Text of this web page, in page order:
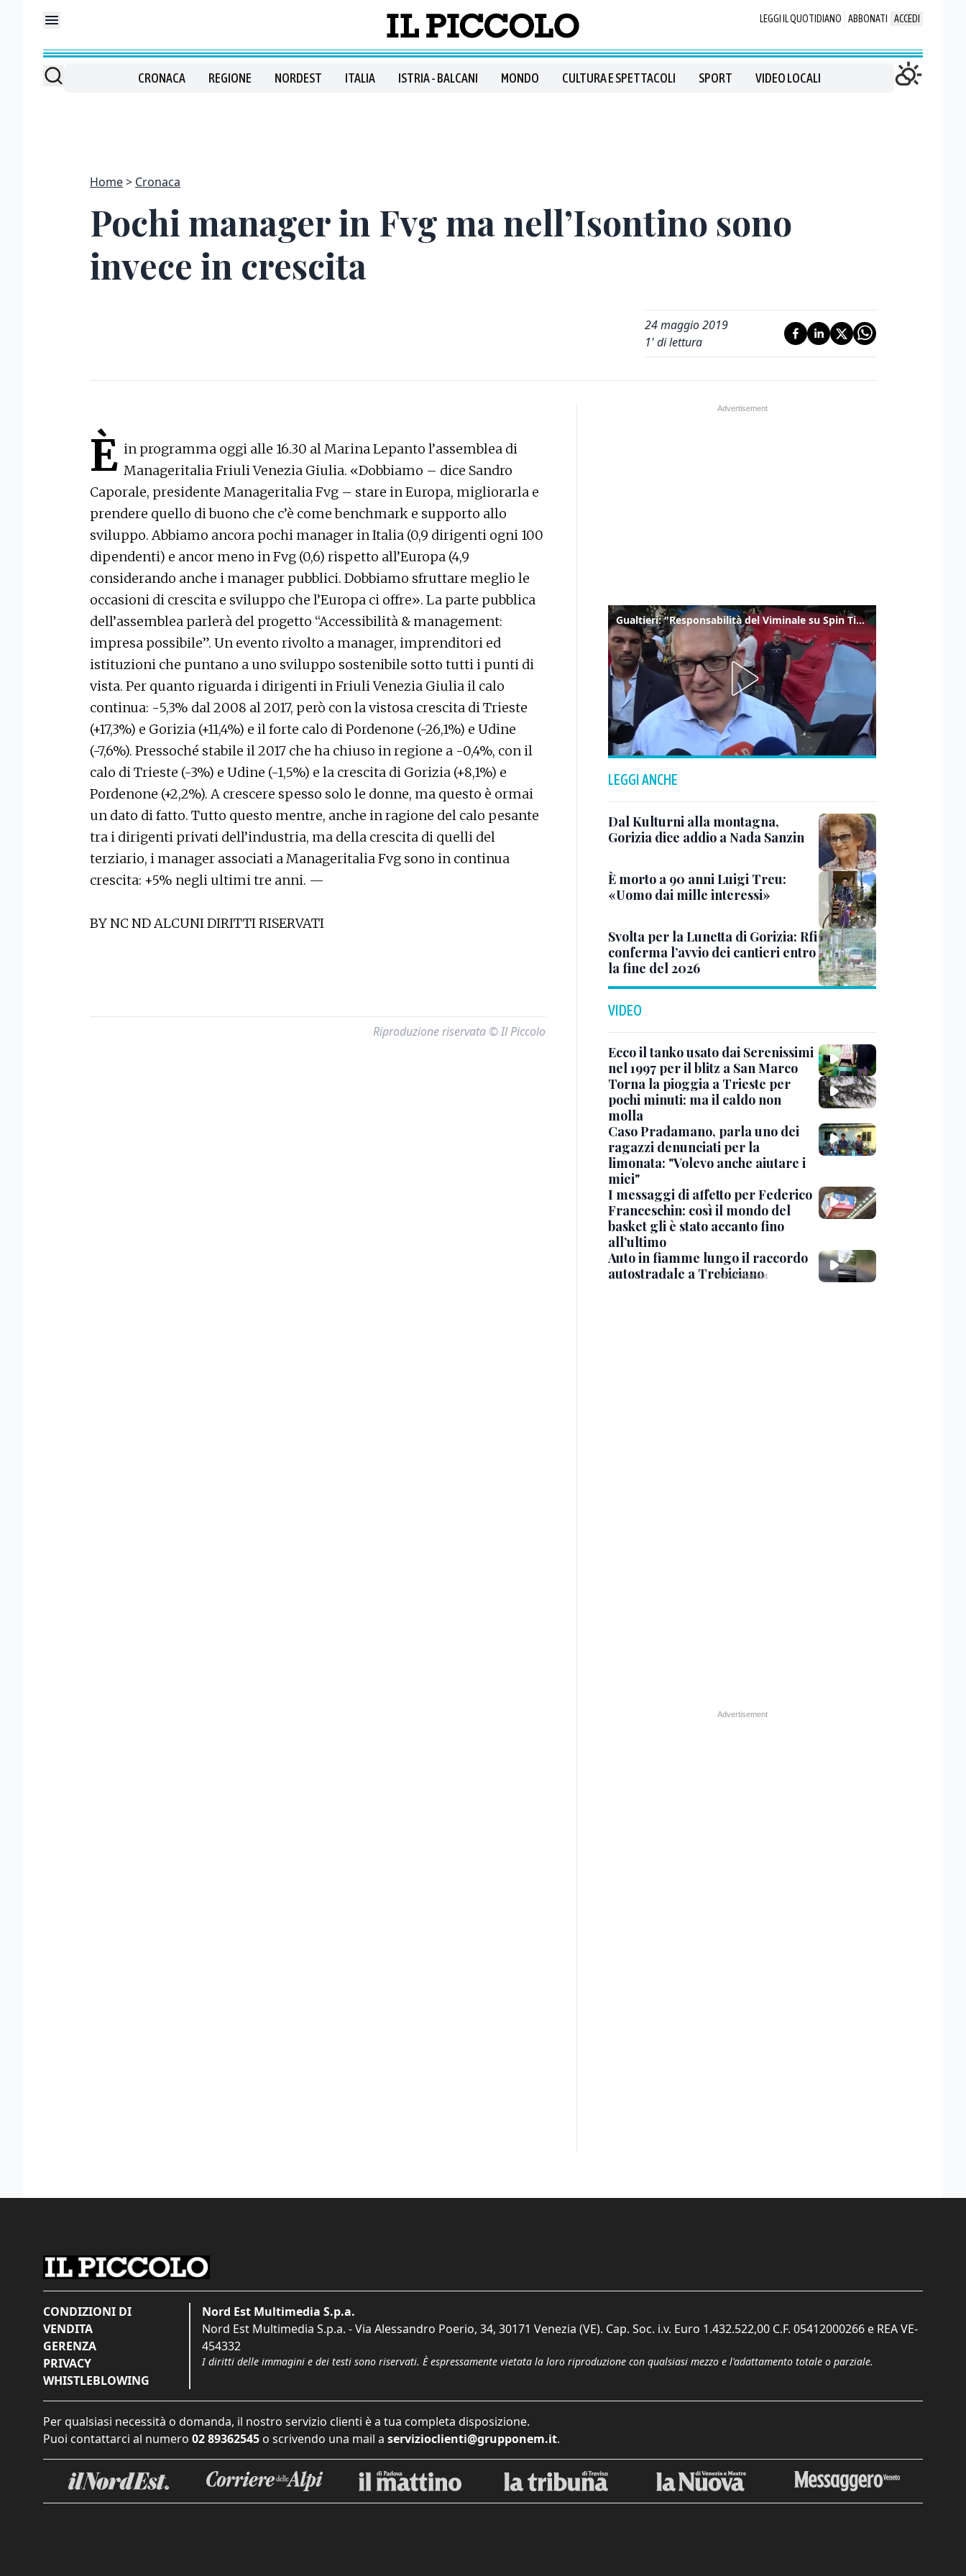
LEGGI IL QUOTIDIANO ABBONATI ACCEDI
CRONACA REGIONE NORDEST ITALIA ISTRIA - BALCANI MONDO CULTURA E SPETTACOLI SPORT VIDEO LOCALI
Home Cronaca
Pochi manager in Fvg ma nell’Isontino sono
invece in crescita
24 maggio 2019
1' di lettura
È in programma oggi alle 16.30 al Marina Lepanto l’assemblea di
Manageritalia Friuli Venezia Giulia. «Dobbiamo – dice Sandro
Caporale, presidente Manageritalia Fvg – stare in Europa, migliorarla e
prendere quello di buono che c’è come benchmark e supporto allo
sviluppo. Abbiamo ancora pochi manager in Italia (0,9 dirigenti ogni 100
dipendenti) e ancor meno in Fvg (0,6) rispetto all’Europa (4,9
considerando anche i manager pubblici. Dobbiamo sfruttare meglio le
occasioni di crescita e sviluppo che l’Europa ci offre». La parte pubblica
dell’assemblea parlerà del progetto “Accessibilità & management:
impresa possibile”. Un evento rivolto a manager, imprenditori ed
istituzioni che puntano a uno sviluppo sostenibile sotto tutti i punti di
vista. Per quanto riguarda i dirigenti in Friuli Venezia Giulia il calo
continua: -5,3% dal 2008 al 2017, però con la vistosa crescita di Trieste
(+17,3%) e Gorizia (+11,4%) e il forte calo di Pordenone (-26,1%) e Udine
(-7,6%). Pressoché stabile il 2017 che ha chiuso in regione a -0,4%, con il
calo di Trieste (-3%) e Udine (-1,5%) e la crescita di Gorizia (+8,1%) e
Pordenone (+2,2%). A crescere spesso solo le donne, ma questo è ormai
un dato di fatto. Tutto questo mentre, anche in ragione del calo pesante
tra i dirigenti privati dell’industria, ma della crescita di quelli del
terziario, i manager associati a Manageritalia Fvg sono in continua
crescita: +5% negli ultimi tre anni. —
BY NC ND ALCUNI DIRITTI RISERVATI
Riproduzione riservata © Il Piccolo
Gualtieri: "Responsabilità del Viminale su Spin Time? La posizione dei partiti è nota"
LEGGI ANCHE
Dal Kulturni alla montagna,
Gorizia dice addio a Nada Sanzin
È morto a 90 anni Luigi Treu:
«Uomo dai mille interessi»
Svolta per la Lunetta di Gorizia: Rfi
conferma l’avvio dei cantieri entro
la fine del 2026
VIDEO
Ecco il tanko usato dai Serenissimi
nel 1997 per il blitz a San Marco
Torna la pioggia a Trieste per
pochi minuti: ma il caldo non
molla
Caso Pradamano, parla uno dei
ragazzi denunciati per la
limonata: "Volevo anche aiutare i
miei"
I messaggi di affetto per Federico
Franceschin: così il mondo del
basket gli è stato accanto fino
all’ultimo
Auto in fiamme lungo il raccordo
autostradale a Trebiciano
CONDIZIONI DI
VENDITA
GERENZA
PRIVACY
WHISTLEBLOWING
Nord Est Multimedia S.p.a.
Nord Est Multimedia S.p.a. - Via Alessandro Poerio, 34, 30171 Venezia (VE). Cap. Soc. i.v. Euro 1.432.522,00 C.F. 05412000266 e REA VE-
454332
I diritti delle immagini e dei testi sono riservati. È espressamente vietata la loro riproduzione con qualsiasi mezzo e l'adattamento totale o parziale.
Per qualsiasi necessità o domanda, il nostro servizio clienti è a tua completa disposizione.
Puoi contattarci al numero 02 89362545 o scrivendo una mail a servizioclienti@grupponem.it.